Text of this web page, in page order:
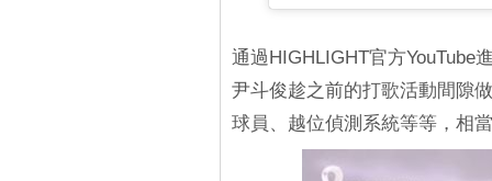
通過HIGHLIGHT官方YouTube
尹斗俊趁之前的打歌活動間隙
球員、越位偵測系統等等，相當